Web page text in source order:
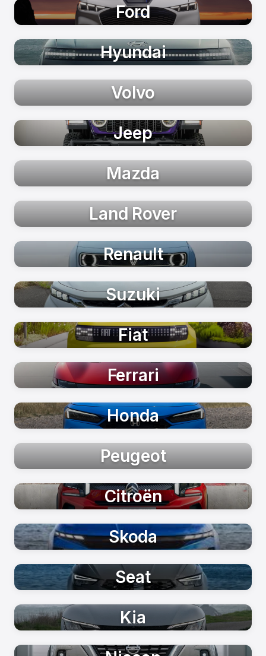
Ford
Hyundai
Volvo
Jeep
Mazda
Land Rover
Renault
Suzuki
Fiat
Ferrari
Honda
Peugeot
Citroën
Skoda
Seat
Kia